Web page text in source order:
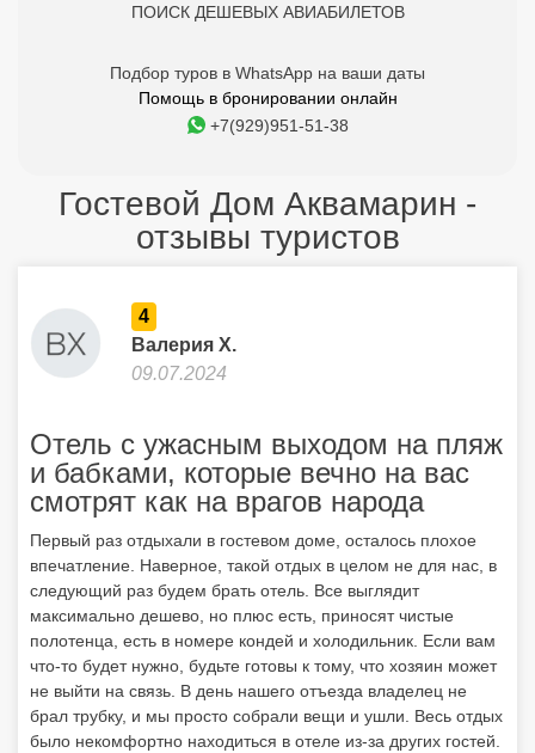
ПОИСК ДЕШЕВЫХ АВИАБИЛЕТОВ
Подбор туров в WhatsApp на ваши даты
Помощь в бронировании онлайн
+7(929)951-51-38
Гостевой Дом Аквамарин -
отзывы туристов
4
Валерия Х.
09.07.2024
Отель с ужасным выходом на пляж
и бабками, которые вечно на вас
смотрят как на врагов народа
Первый раз отдыхали в гостевом доме, осталось плохое
впечатление. Наверное, такой отдых в целом не для нас, в
следующий раз будем брать отель. Все выглядит
максимально дешево, но плюс есть, приносят чистые
полотенца, есть в номере кондей и холодильник. Если вам
что-то будет нужно, будьте готовы к тому, что хозяин может
не выйти на связь. В день нашего отъезда владелец не
брал трубку, и мы просто собрали вещи и ушли. Весь отдых
было некомфортно находиться в отеле из-за других гостей.